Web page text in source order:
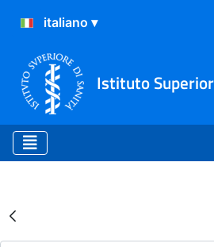
Istituto
Risultati della